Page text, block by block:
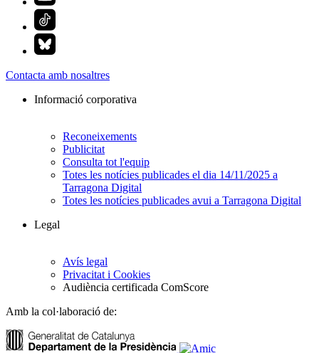
Contacta amb nosaltres
Informació corporativa
Reconeixements
Publicitat
Consulta tot l'equip
Totes les notícies publicades el dia 14/11/2025 a
Tarragona Digital
Totes les notícies publicades avui a Tarragona Digital
Legal
Avís legal
Privacitat i Cookies
Audiència certificada ComScore
Amb la col·laboració de: